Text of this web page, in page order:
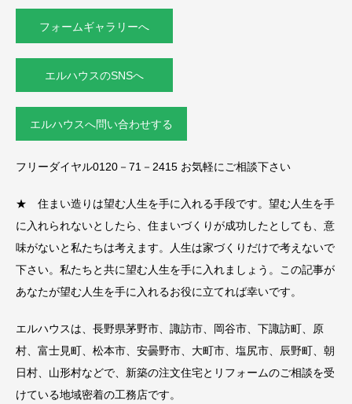
フォームギャラリーへ
エルハウスのSNSへ
エルハウスへ問い合わせする
フリーダイヤル0120－71－2415 お気軽にご相談下さい
★ 住まい造りは望む人生を手に入れる手段です。望む人生を手
に入れられないとしたら、住まいづくりが成功したとしても、意
味がないと私たちは考えます。人生は家づくりだけで考えないで
下さい。私たちと共に望む人生を手に入れましょう。この記事が
あなたが望む人生を手に入れるお役に立てれば幸いです。
エルハウスは、長野県茅野市、諏訪市、岡谷市、下諏訪町、原
村、富士見町、松本市、安曇野市、大町市、塩尻市、辰野町、朝
日村、山形村などで、新築の注文住宅とリフォームのご相談を受
けている地域密着の工務店です。